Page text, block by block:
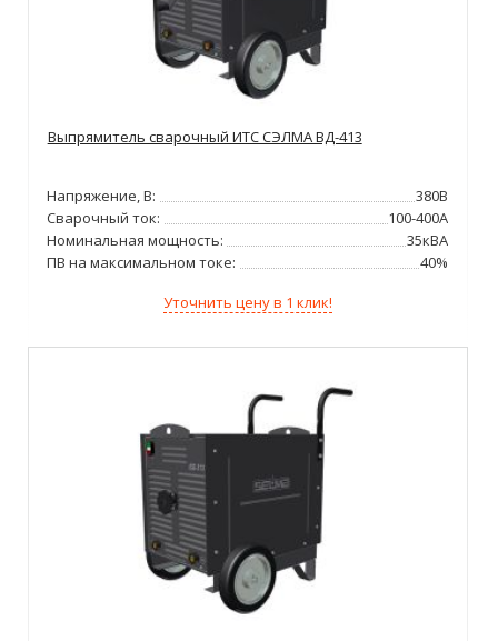
Выпрямитель сварочный ИТС СЭЛМА ВД-413
Напряжение, В:
380В
Сварочный ток:
100-400А
Номинальная мощность:
35кВА
ПВ на максимальном токе:
40%
Уточнить цену в 1 клик!